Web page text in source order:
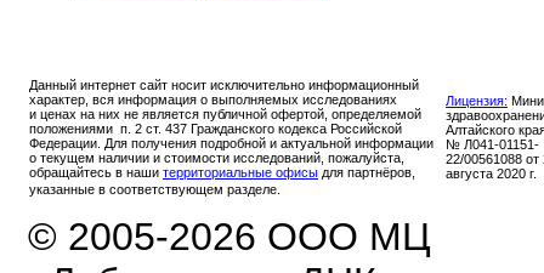
Данный интернет сайт носит исключительно информационный
характер, вся информация о выполняемых исследованиях
и ценах на них не является публичной офертой, определяемой
положениями п. 2 ст. 437 Гражданского кодекса Российской
Федерации. Для получения подробной и актуальной информации
о текущем наличии и стоимости исследований, пожалуйста,
обращайтесь в наши территориальные офисы для партнёров,
указанные в соответствующем разделе.
Лицензия:
Алтайского
№ Л041-01151-
22/00561088 от
августа 2020 г.
© 2005-2026 ООО МЦ